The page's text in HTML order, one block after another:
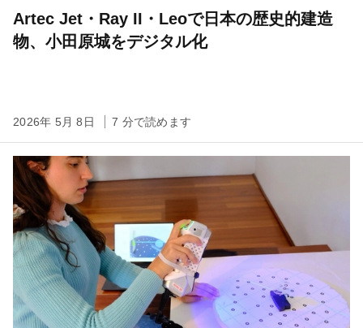
Artec Jet・Ray II・Leoで日本の歴史的建造
物、小田原城をデジタル化
2026年 5月 8日 7 分で読めます